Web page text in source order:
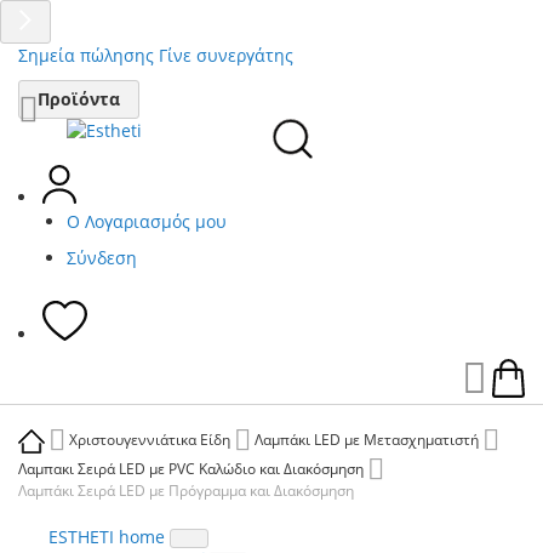
Σημεία πώλησης Γίνε συνεργάτης
Μετάβαση
στο
περιεχόμενο
Προϊόντα
Ο Λογαριασμός μου
Σύνδεση
Χριστουγεννιάτικα Είδη
Λαμπάκι LED με Μετασχηματιστή
Λαμπακι Σειρά LED με PVC Καλώδιο και Διακόσμηση
Λαμπάκι Σειρά LED με Πρόγραμμα και Διακόσμηση
ESTHETI home